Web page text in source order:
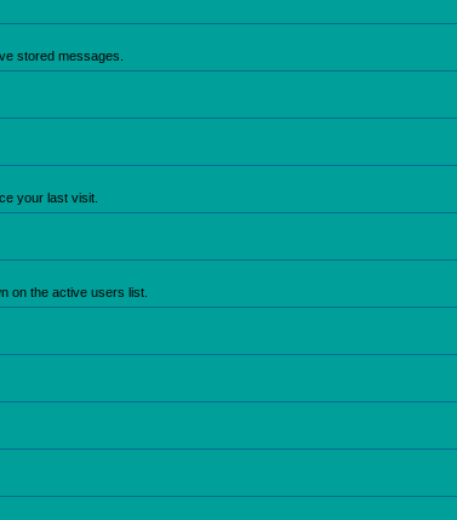
stored messages.
your last visit.
on the active users list.